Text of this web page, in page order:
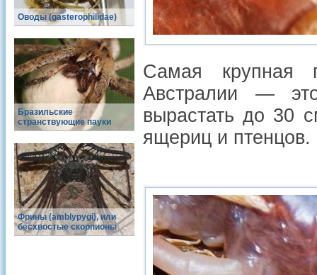
Оводы (gasterophilidae)
Бразильские
странствующие пауки
Фрины (amblypygi), или
бесхвостые скорпионы
Самая крупная
Австралии — это
вырастать до 30
ящериц и птенцов.